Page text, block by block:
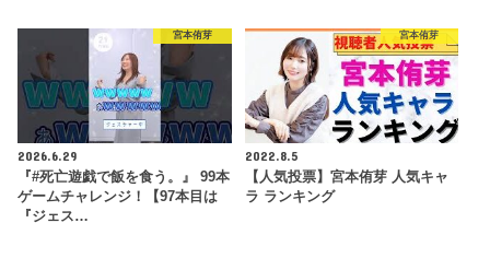
宮本侑芽
2026.6.29
『#死亡遊戯で飯を食う。』 99本
ゲームチャレンジ！【97本目は
『ジェス…
宮本侑芽
2022.8.5
【人気投票】宮本侑芽 人気キャ
ラ ランキング